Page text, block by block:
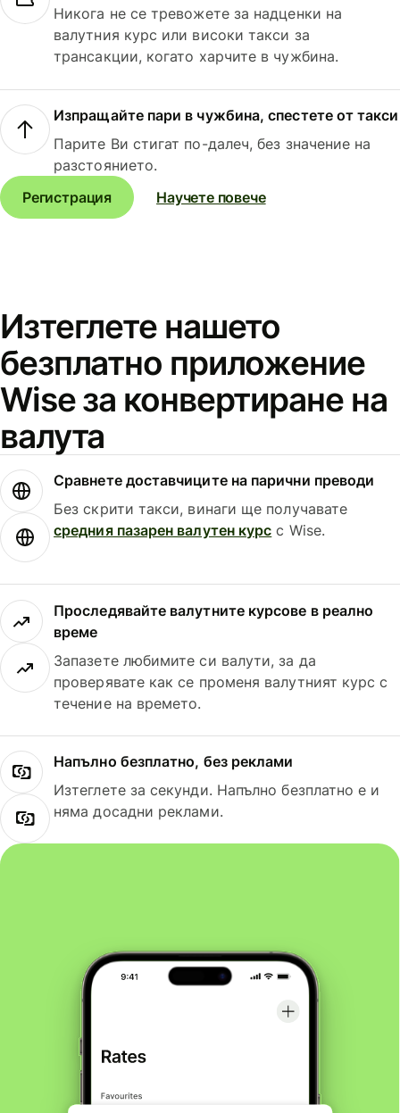
Никога не се тревожете за надценки на
валутния курс или високи такси за
трансакции, когато харчите в чужбина.
Изпращайте пари в чужбина, спестете от такси
Парите Ви стигат по-далеч, без значение на
разстоянието.
Регистрация
Научете повече
Изтеглете нашето
безплатно приложение
Wise за конвертиране на
валута
Сравнете доставчиците на парични преводи
Без скрити такси, винаги ще получавате
средния пазарен валутен курс с Wise.
Проследявайте валутните курсове в реално
време
Запазете любимите си валути, за да
проверявате как се променя валутният курс с
течение на времето.
Напълно безплатно, без реклами
Изтеглете за секунди. Напълно безплатно е и
няма досадни реклами.